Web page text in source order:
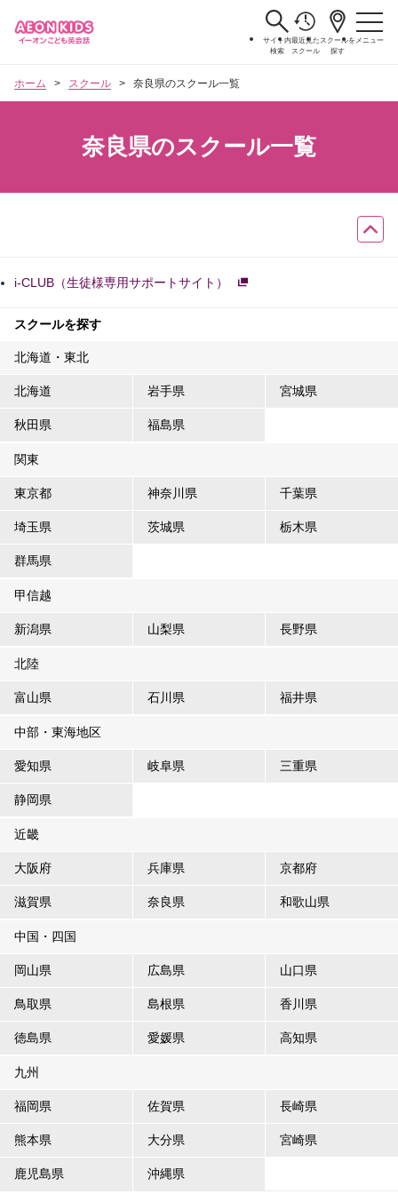
サイト内
検索
最近見た
スクール
スクールを
探す
メニュー
ホーム スクール 奈良県のスクール一覧
奈良県のスクール一覧
i-CLUB（生徒様専用サポートサイト）
スクールを探す
北海道・東北
北海道 岩手県 宮城県
秋田県 福島県
関東
東京都 神奈川県 千葉県
埼玉県 茨城県 栃木県
群馬県
甲信越
新潟県 山梨県 長野県
北陸
富山県 石川県 福井県
中部・東海地区
愛知県 岐阜県 三重県
静岡県
近畿
大阪府 兵庫県 京都府
滋賀県 奈良県 和歌山県
中国・四国
岡山県 広島県 山口県
鳥取県 島根県 香川県
徳島県 愛媛県 高知県
九州
福岡県 佐賀県 長崎県
熊本県 大分県 宮崎県
鹿児島県 沖縄県